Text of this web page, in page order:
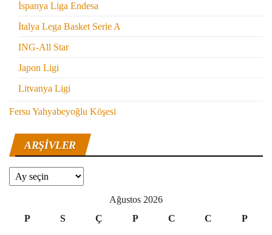
İspanya Liga Endesa
İtalya Lega Basket Serie A
ING-All Star
Japon Ligi
Litvanya Ligi
Fersu Yahyabeyoğlu Köşesi
ARŞIVLER
Arşivler
Ağustos 2026
P
S Ç P C C P